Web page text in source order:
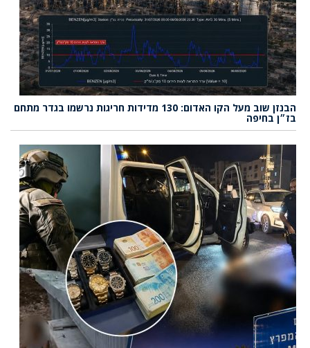
הבנזן שוב מעל הקו האדום: 130 מדידות חריגות נרשמו בגדר מתחם
בז״ן בחיפה